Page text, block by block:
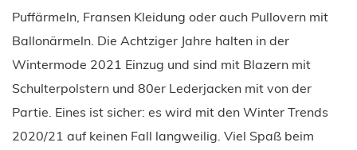
Puffärmeln, Fransen Kleidung oder auch Pullovern mit
Ballonärmeln. Die Achtziger Jahre halten in der
Wintermode 2021 Einzug und sind mit Blazern mit
Schulterpolstern und 80er Lederjacken mit von der
Partie. Eines ist sicher: es wird mit den Winter Trends
2020/21 auf keinen Fall langweilig. Viel Spaß beim